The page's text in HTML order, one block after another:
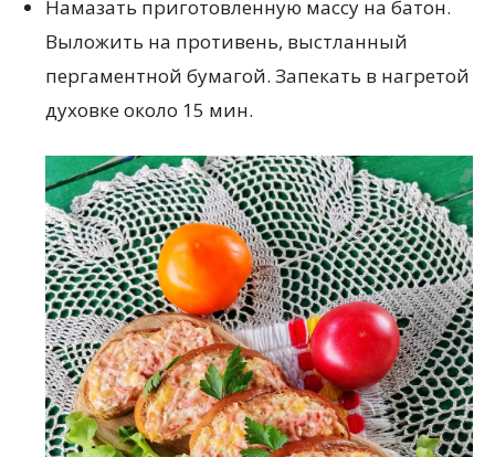
Намазать приготовленную массу на батон.
Выложить на противень, выстланный
пергаментной бумагой. Запекать в нагретой
духовке около 15 мин.